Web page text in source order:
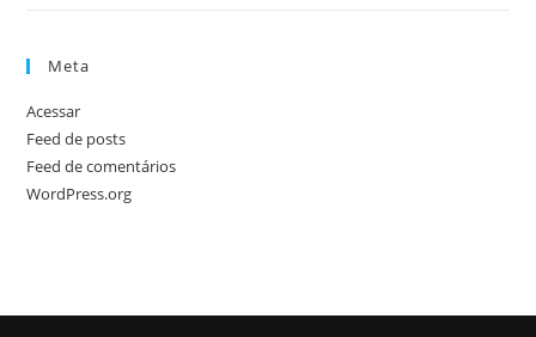
Meta
Acessar
Feed de posts
Feed de comentários
WordPress.org